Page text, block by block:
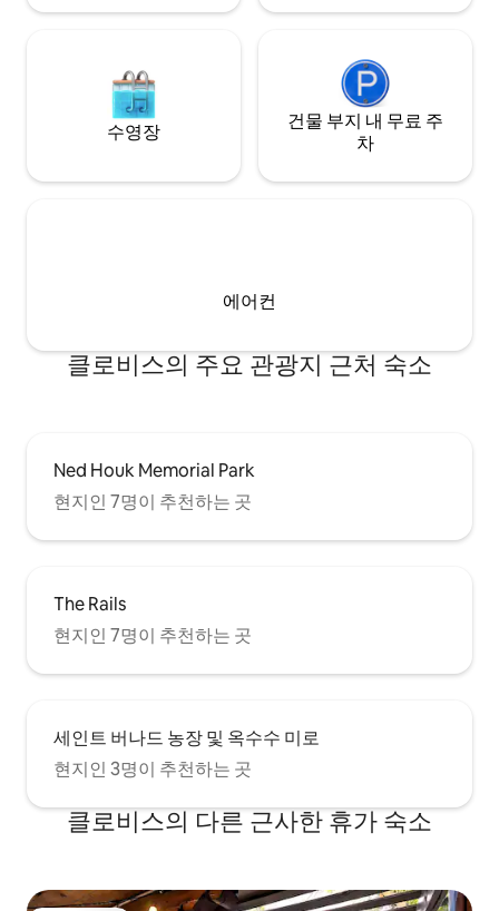
수영장
건물 부지 내 무료 주
차
에어컨
클로비스의 주요 관광지 근처 숙소
Ned Houk Memorial Park
현지인 7명이 추천하는 곳
The Rails
현지인 7명이 추천하는 곳
세인트 버나드 농장 및 옥수수 미로
현지인 3명이 추천하는 곳
클로비스의 다른 근사한 휴가 숙소